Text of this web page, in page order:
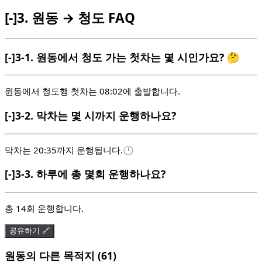
[-]3. 원동 → 청도 FAQ
[-]3-1. 원동에서 청도 가는 첫차는 몇 시인가요? 🤔
원동에서 청도행 첫차는 08:02에 출발합니다.
[-]3-2. 막차는 몇 시까지 운행하나요?
막차는 20:35까지 운행됩니다.🕛
[-]3-3. 하루에 총 몇회 운행하나요?
총 14회 운행합니다.
공유하기 🔗
원동의 다른 목적지 (61)